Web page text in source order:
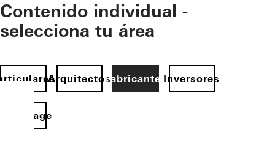
Contenido individual -
selecciona tu área
ArquitectosFabricantesInversores